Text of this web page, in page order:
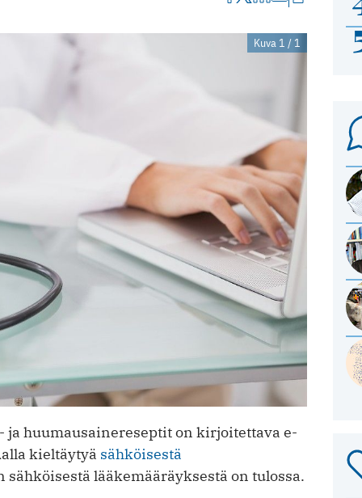
Kuva 1 / 1
- ja huumausainereseptit on kirjoitettava e-
kieltäytyä sähköisestä
lääkemääräyksestä on tulossa.